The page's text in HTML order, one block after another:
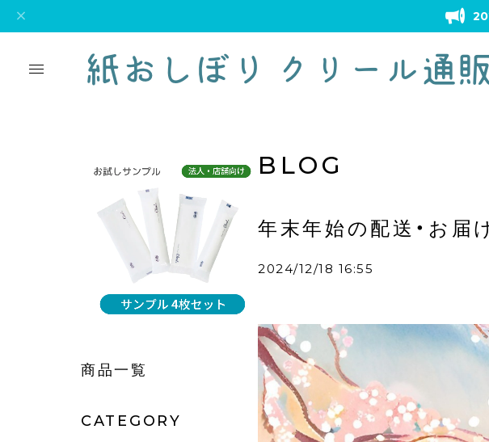
商品一覧
CATEGORY
BLOG
年末年始の配送・お届
2024/12/18 16:55